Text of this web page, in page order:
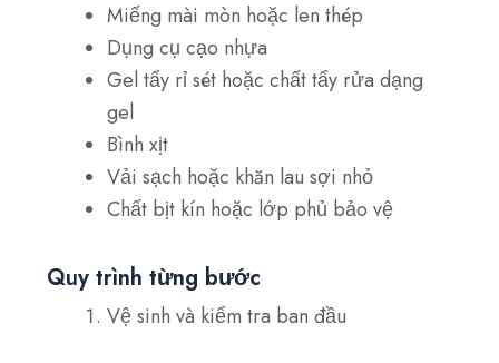
Miếng mài mòn hoặc len thép
Dụng cụ cạo nhựa
Gel tẩy rỉ sét hoặc chất tẩy rửa dạng
gel
Bình xịt
Vải sạch hoặc khăn lau sợi nhỏ
Chất bịt kín hoặc lớp phủ bảo vệ
Quy trình từng bước
Vệ sinh và kiểm tra ban đầu